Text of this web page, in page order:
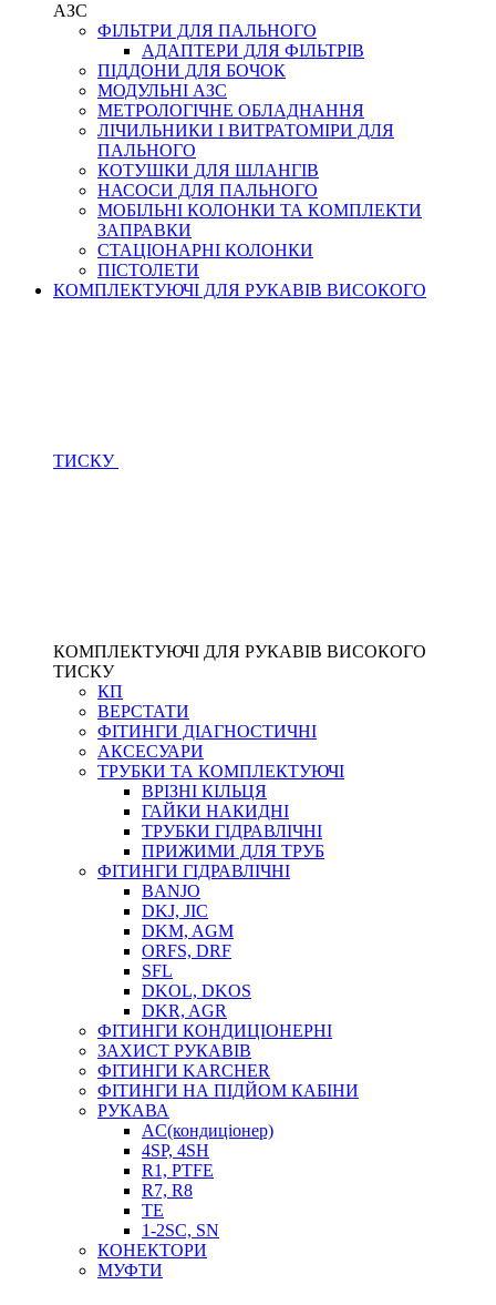
АЗС
ФІЛЬТРИ ДЛЯ ПАЛЬНОГО
АДАПТЕРИ ДЛЯ ФІЛЬТРІВ
ПІДДОНИ ДЛЯ БОЧОК
МОДУЛЬНІ АЗС
МЕТРОЛОГІЧНЕ ОБЛАДНАННЯ
ЛІЧИЛЬНИКИ І ВИТРАТОМІРИ ДЛЯ
ПАЛЬНОГО
КОТУШКИ ДЛЯ ШЛАНГІВ
НАСОСИ ДЛЯ ПАЛЬНОГО
МОБІЛЬНІ КОЛОНКИ ТА КОМПЛЕКТИ
ЗАПРАВКИ
СТАЦІОНАРНІ КОЛОНКИ
ПІСТОЛЕТИ
КОМПЛЕКТУЮЧІ ДЛЯ РУКАВІВ ВИСОКОГО
ТИСКУ
КОМПЛЕКТУЮЧІ ДЛЯ РУКАВІВ ВИСОКОГО
ТИСКУ
КП
ВЕРСТАТИ
ФІТИНГИ ДІАГНОСТИЧНІ
АКСЕСУАРИ
ТРУБКИ ТА КОМПЛЕКТУЮЧІ
ВРІЗНІ КІЛЬЦЯ
ГАЙКИ НАКИДНІ
ТРУБКИ ГІДРАВЛІЧНІ
ПРИЖИМИ ДЛЯ ТРУБ
ФІТИНГИ ГІДРАВЛІЧНІ
BANJO
DKJ, JIC
DKM, AGM
ORFS, DRF
SFL
DKOL, DKOS
DKR, AGR
ФІТИНГИ КОНДИЦІОНЕРНІ
ЗАХИСТ РУКАВІВ
ФІТИНГИ KARCHER
ФІТИНГИ НА ПІДЙОМ КАБІНИ
РУКАВА
AC(кондиціонер)
4SP, 4SH
R1, PTFE
R7, R8
TE
1-2SC, SN
КОНЕКТОРИ
МУФТИ